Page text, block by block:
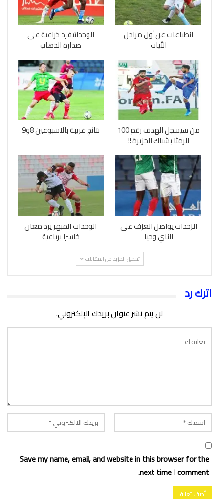
انطباعات عن أول مراحل
الأياب
الوحداتيفرد ذراعية على
صدارة الذهاب
من سيسجل الهدف رقم 100
للرمثا بشباك الجزيرة !!
نتائج غريبة بالاسبوعين 8و9
الزحدات يواصل العزف على
الناي وحيا
الوحدات المبهر يرد معان
خاسرا برباعية
تحميل المزيد من المقالات
اترك رد
لن يتم نشر عنوان بريدك الإلكتروني.
Save my name, email, and website in this browser for the
next time I comment.